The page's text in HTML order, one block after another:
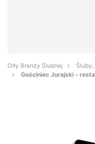
Orły Branży Ślubnej
Gościniec Jurajski -